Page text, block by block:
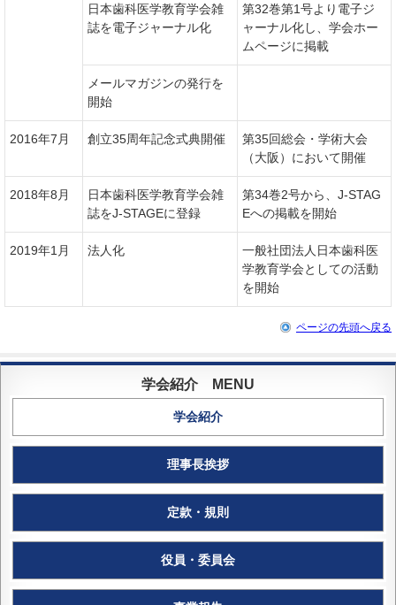
日本歯科医学教育学会雑
誌を電子ジャーナル化
第32巻第1号より電子ジ
ャーナル化し、学会ホー
ムページに掲載
メールマガジンの発行を
開始
2016年7月 創立35周年記念式典開催
第35回総会・学術大会
（大阪）において開催
2018年8月
日本歯科医学教育学会雑
誌をJ-STAGEに登録
第34巻2号から、J-STAG
Eへの掲載を開始
2019年1月 法人化
一般社団法人日本歯科医
学教育学会としての活動
を開始
ページの先頭へ戻る
学会紹介
理事長挨拶
定款・規則
役員・委員会